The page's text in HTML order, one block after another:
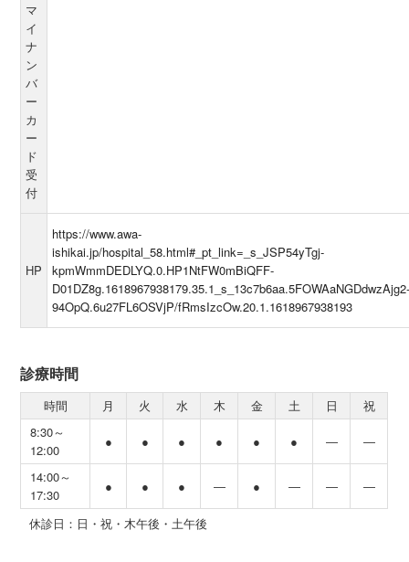
マ
イ
ナ
ン
バ
ー
カ
ー
ド
受
付
HP
https://www.awa-
ishikai.jp/hospital_58.html#_pt_link=_s_JSP54yTgj-
kpmWmmDEDLYQ.0.HP1NtFW0mBiQFF-
94OpQ.6u27FL6OSVjP/fRmsIzcOw.20.1.1618967938193
診療時間
時間 月 火 水 木 金 土 日
祝
8:30～
12:00
● ● ● ● ● ● ― ―
14:00～
17:30
● ● ● ― ● ― ― ―
休診日：日・祝・木午後・土午後